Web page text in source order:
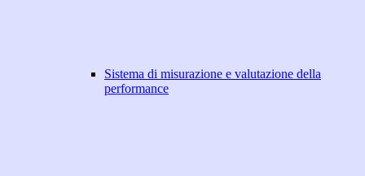
Sistema di misurazione e valutazione della
performance